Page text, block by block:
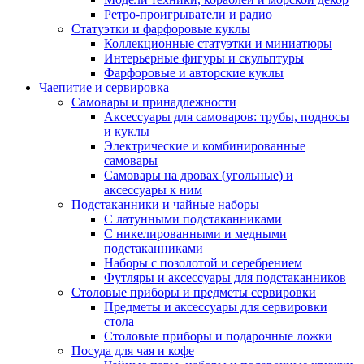
Ретро-проигрыватели и радио
Статуэтки и фарфоровые куклы
Коллекционные статуэтки и миниатюры
Интерьерные фигуры и скульптуры
Фарфоровые и авторские куклы
Чаепитие и сервировка
Самовары и принадлежности
Аксессуары для самоваров: трубы, подносы
и куклы
Электрические и комбинированные
самовары
Самовары на дровах (угольные) и
аксессуары к ним
Подстаканники и чайные наборы
С латунными подстаканниками
С никелированными и медными
подстаканниками
Наборы с позолотой и серебрением
Футляры и аксессуары для подстаканников
Столовые приборы и предметы сервировки
Предметы и аксессуары для сервировки
стола
Столовые приборы и подарочные ложки
Посуда для чая и кофе